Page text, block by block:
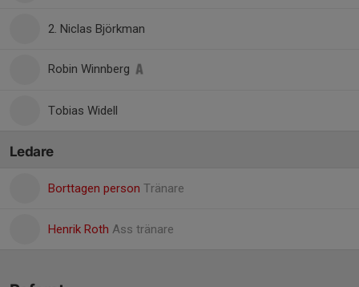
2. Niclas Björkman
Robin Winnberg
Tobias Widell
Ledare
Borttagen person Tränare
Henrik Roth Ass tränare